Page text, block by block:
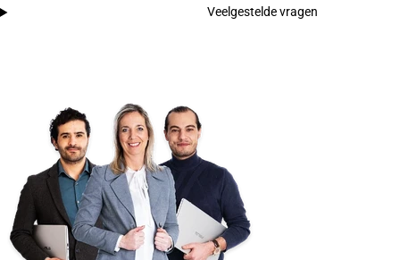
Veelgestelde vragen